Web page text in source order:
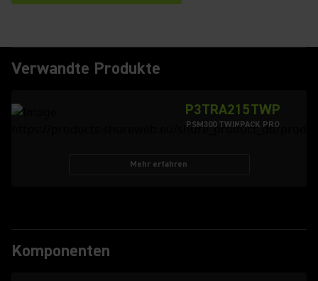
Verwandte Produkte
P3TRA215TWP
PSM300 TWINPACK PRO
Mehr erfahren
Komponenten